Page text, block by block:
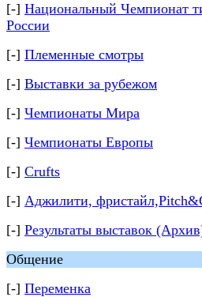
[-] Национальный Чемпионат
России
[-] Племенные смотры
[-] Выставки за рубежом
[-] Чемпионаты Мира
[-] Чемпионаты Европы
[-] Crufts
[-] Аджилити,
[-] Результаты выставок
Общение
[-] Переменка